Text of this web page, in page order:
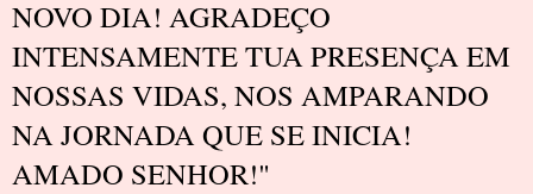
NOVO DIA! AGRADEÇO
INTENSAMENTE TUA PRESENÇA EM
NOSSAS VIDAS, NOS AMPARANDO
NA JORNADA QUE SE INICIA!
AMADO SENHOR!"